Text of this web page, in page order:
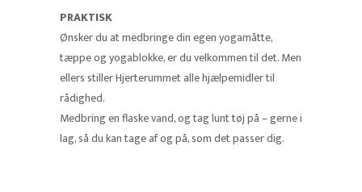
PRAKTISK
Ønsker du at medbringe din egen yogamåtte,
tæppe og yogablokke, er du velkommen til det. Men
ellers stiller Hjerterummet alle hjælpemidler til
rådighed.
Medbring en flaske vand, og tag lunt tøj på – gerne i
lag, så du kan tage af og på, som det passer dig.